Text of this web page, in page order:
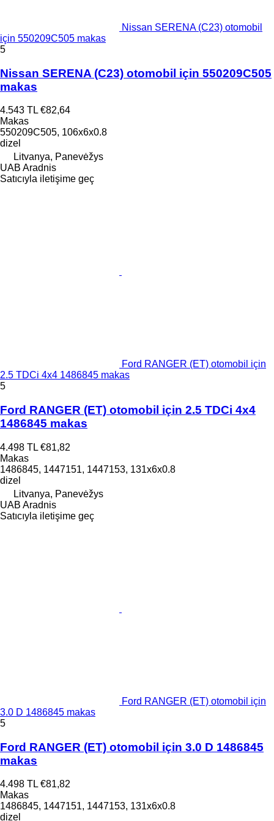
Nissan SERENA (C23) otomobil
için 550209C505 makas
5
Nissan SERENA (C23) otomobil için 550209C505
makas
4.543 TL €82,64
Makas
550209C505, 106x6x0.8
dizel
Litvanya, Panevėžys
UAB Aradnis
Satıcıyla iletişime geç
Ford RANGER (ET) otomobil için
2.5 TDCi 4x4 1486845 makas
5
Ford RANGER (ET) otomobil için 2.5 TDCi 4x4
1486845 makas
4.498 TL €81,82
Makas
1486845, 1447151, 1447153, 131x6x0.8
dizel
Litvanya, Panevėžys
UAB Aradnis
Satıcıyla iletişime geç
Ford RANGER (ET) otomobil için
3.0 D 1486845 makas
5
Ford RANGER (ET) otomobil için 3.0 D 1486845
makas
4.498 TL €81,82
Makas
1486845, 1447151, 1447153, 131x6x0.8
dizel